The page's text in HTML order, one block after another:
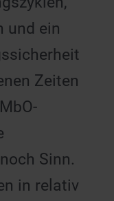
und ein
Zeiten
Sinn.
in relativ